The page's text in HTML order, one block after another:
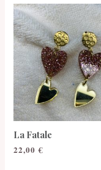
La Fatale
22,00€